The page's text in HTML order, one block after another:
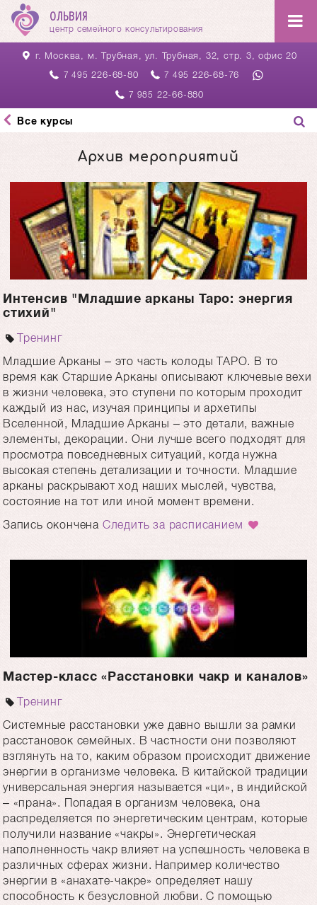
ОЛЬВИЯ
центр семейного консультирования
г. Москва, м. Трубная, ул. Трубная, 32, стр. 3, офис 20
7 495 226-68-80 7 495 226-68-76
7 985 22-66-880
Все курсы
Архив мероприятий
Интенсив "Младшие арканы Таро: энергия
стихий"
Тренинг
Младшие Арканы – это часть колоды ТАРО. В то
время как Старшие Арканы описывают ключевые вехи
в жизни человека, это ступени по которым проходит
каждый из нас, изучая принципы и архетипы
Вселенной, Младшие Арканы – это детали, важные
элементы, декорации. Они лучше всего подходят для
просмотра повседневных ситуаций, когда нужна
высокая степень детализации и точности. Младшие
арканы раскрывают ход наших мыслей, чувства,
состояние на тот или иной момент времени.
Запись окончена Следить за расписанием
Мастер-класс «Расстановки чакр и каналов»
Тренинг
Системные расстановки уже давно вышли за рамки
расстановок семейных. В частности они позволяют
взглянуть на то, каким образом происходит движение
энергии в организме человека. В китайской традиции
универсальная энергия называется «ци», в индийской
– «прана». Попадая в организм человека, она
распределяется по энергетическим центрам, которые
получили название «чакры». Энергетическая
наполненность чакр влияет на успешность человека в
различных сферах жизни. Например количество
энергии в «анахате-чакре» определяет нашу
способность к безусловной любви. С помощью